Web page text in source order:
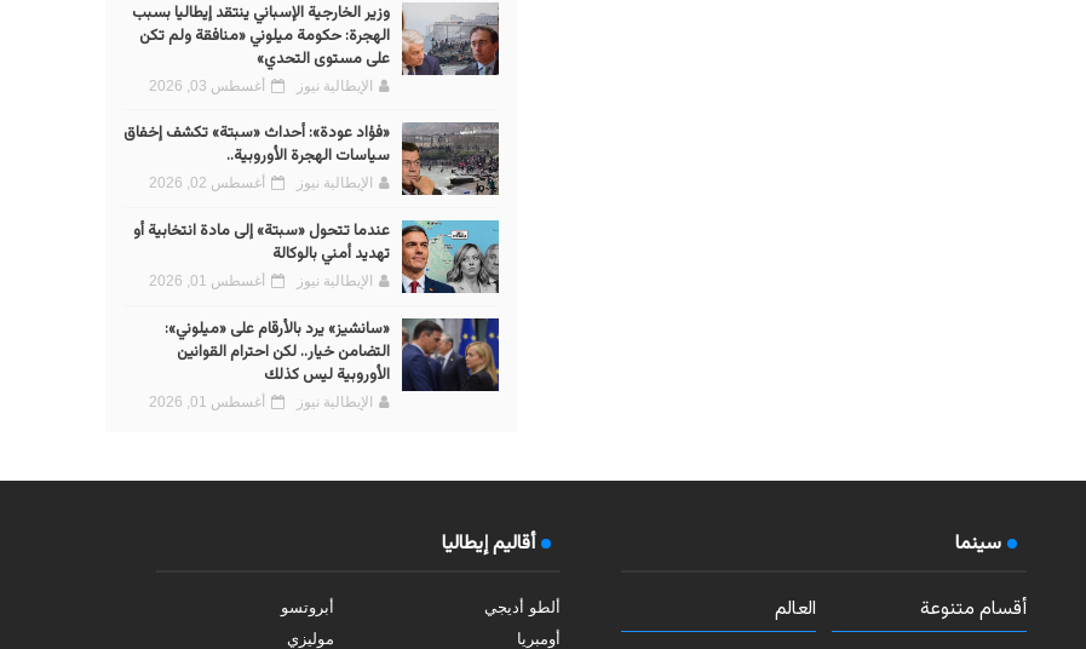
وزير الخارجية الإسباني ينتقد إيطاليا بسبب
الهجرة: حكومة ميلوني «منافقة ولم تكن
على مستوى التحدي»
الإيطالية نيوز أغسطس 03, 2026
«فؤاد عودة»: أحداث «سبتة» تكشف إخفاق
سياسات الهجرة الأوروبية..
الإيطالية نيوز أغسطس 02, 2026
عندما تتحول «سبتة» إلى مادة انتخابية أو
تهديد أمني بالوكالة
الإيطالية نيوز أغسطس 01, 2026
«سانشيز» يرد بالأرقام على «ميلوني»:
التضامن خيار.. لكن احترام القوانين
الأوروبية ليس كذلك
الإيطالية نيوز أغسطس 01, 2026
سينما
أقسام متنوعة العالم
أقاليم إيطاليا
ألطو أديجي
أبروتسو
أومبريا
موليزي